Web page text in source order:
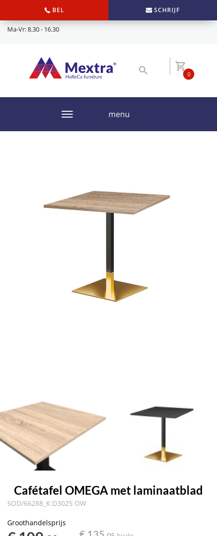
BEL SCHRIJF
Ma-Vr: 8.30 - 16.30
0
menu
Cafétafel OMEGA met laminaatblad
SOD/66288_K:D3025 OW
Groothandelsprijs